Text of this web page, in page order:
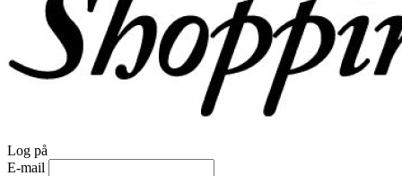
Log på
E-mail